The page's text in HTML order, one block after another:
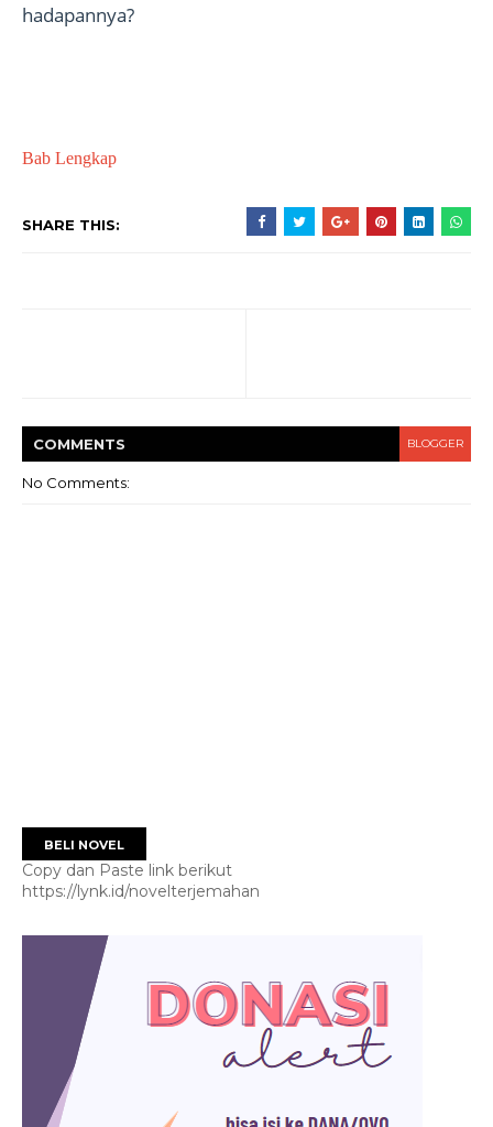
hadapannya?
Bab Lengkap
SHARE THIS:
COMMENTS BLOGGER
No Comments:
BELI NOVEL
Copy dan Paste link berikut
https://lynk.id/novelterjemahan